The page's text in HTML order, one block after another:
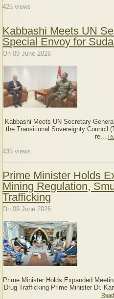
425 views
Kabbashi Meets UN
Special Envoy for
On 09 June 2026
Kabbashi Meets UN Secretary-
the Transitional Sovereignty Council
re...
435 views
Prime Minister Holds
Mining Regulation,
Trafficking
On 09 June 2026
Prime Minister Holds Expanded
Drug Trafficking Prime Minister Dr.